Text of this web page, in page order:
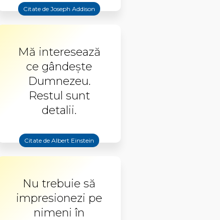
Citate de Joseph Addison
Mă interesează
ce gândește
Dumnezeu.
Restul sunt
detalii.
Citate de Albert Einstein
Nu trebuie să
impresionezi pe
nimeni în